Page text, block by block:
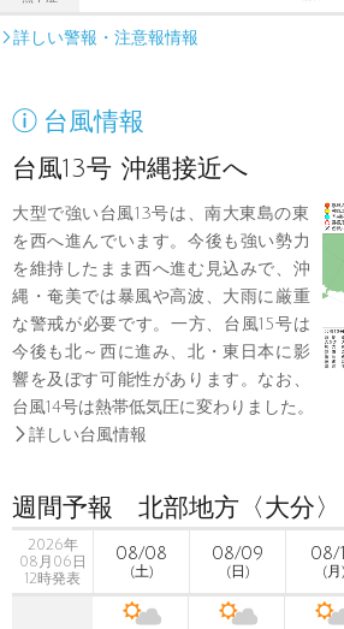
 詳しい警報・注意報情報
 台風情報
台風13号 沖縄接近へ
大型で強い台風13号は、南大東島の東
を西へ進んでいます。今後も強い勢力
を維持したまま西へ進む見込みで、沖
縄・奄美では暴風や高波、大雨に厳重
な警戒が必要です。一方、台風15号は
今後も北～西に進み、北・東日本に影
響を及ぼす可能性があります。なお、
台風14号は熱帯低気圧に変わりました。
 詳しい台風情報
週間予報 北部地方〈大分〉
2026年
08月06日
12時発表
08/08
(土)
08/09
(日)
08/
(月)